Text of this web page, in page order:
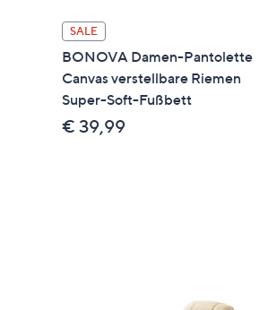
SALE
BONOVA Damen-Pantolette
Canvas verstellbare Riemen
Super-Soft-Fußbett
€ 39,99